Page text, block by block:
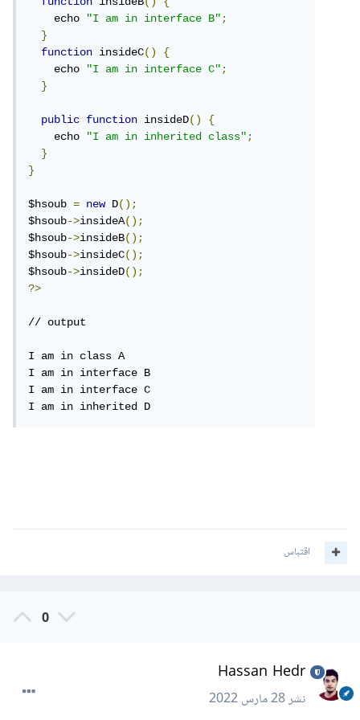
    echo
"I am in interface B";
}
function insideC()
{
    echo
"I am in interface C";
}
public function insideD()
{
    echo
"I am in inherited class";
}
}
$hsoub = new D();
$hsoub->insideA();
$hsoub->insideB();
$hsoub->insideC();
$hsoub->insideD();
?>
// output
I am in class A
I am in interface B
I am in interface C
I am in inherited D
اقتباس
0
Hassan Hedr
نشر28 مارس 2022